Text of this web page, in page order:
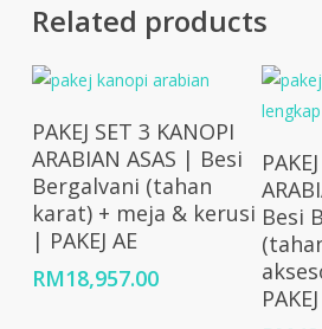
Related products
Add To Cart
PAKEJ SET 3 KANOPI
ARABIAN ASAS | Besi
Bergalvani (tahan
karat) + meja & kerusi
| PAKEJ AE
RM18,957.00
Besi